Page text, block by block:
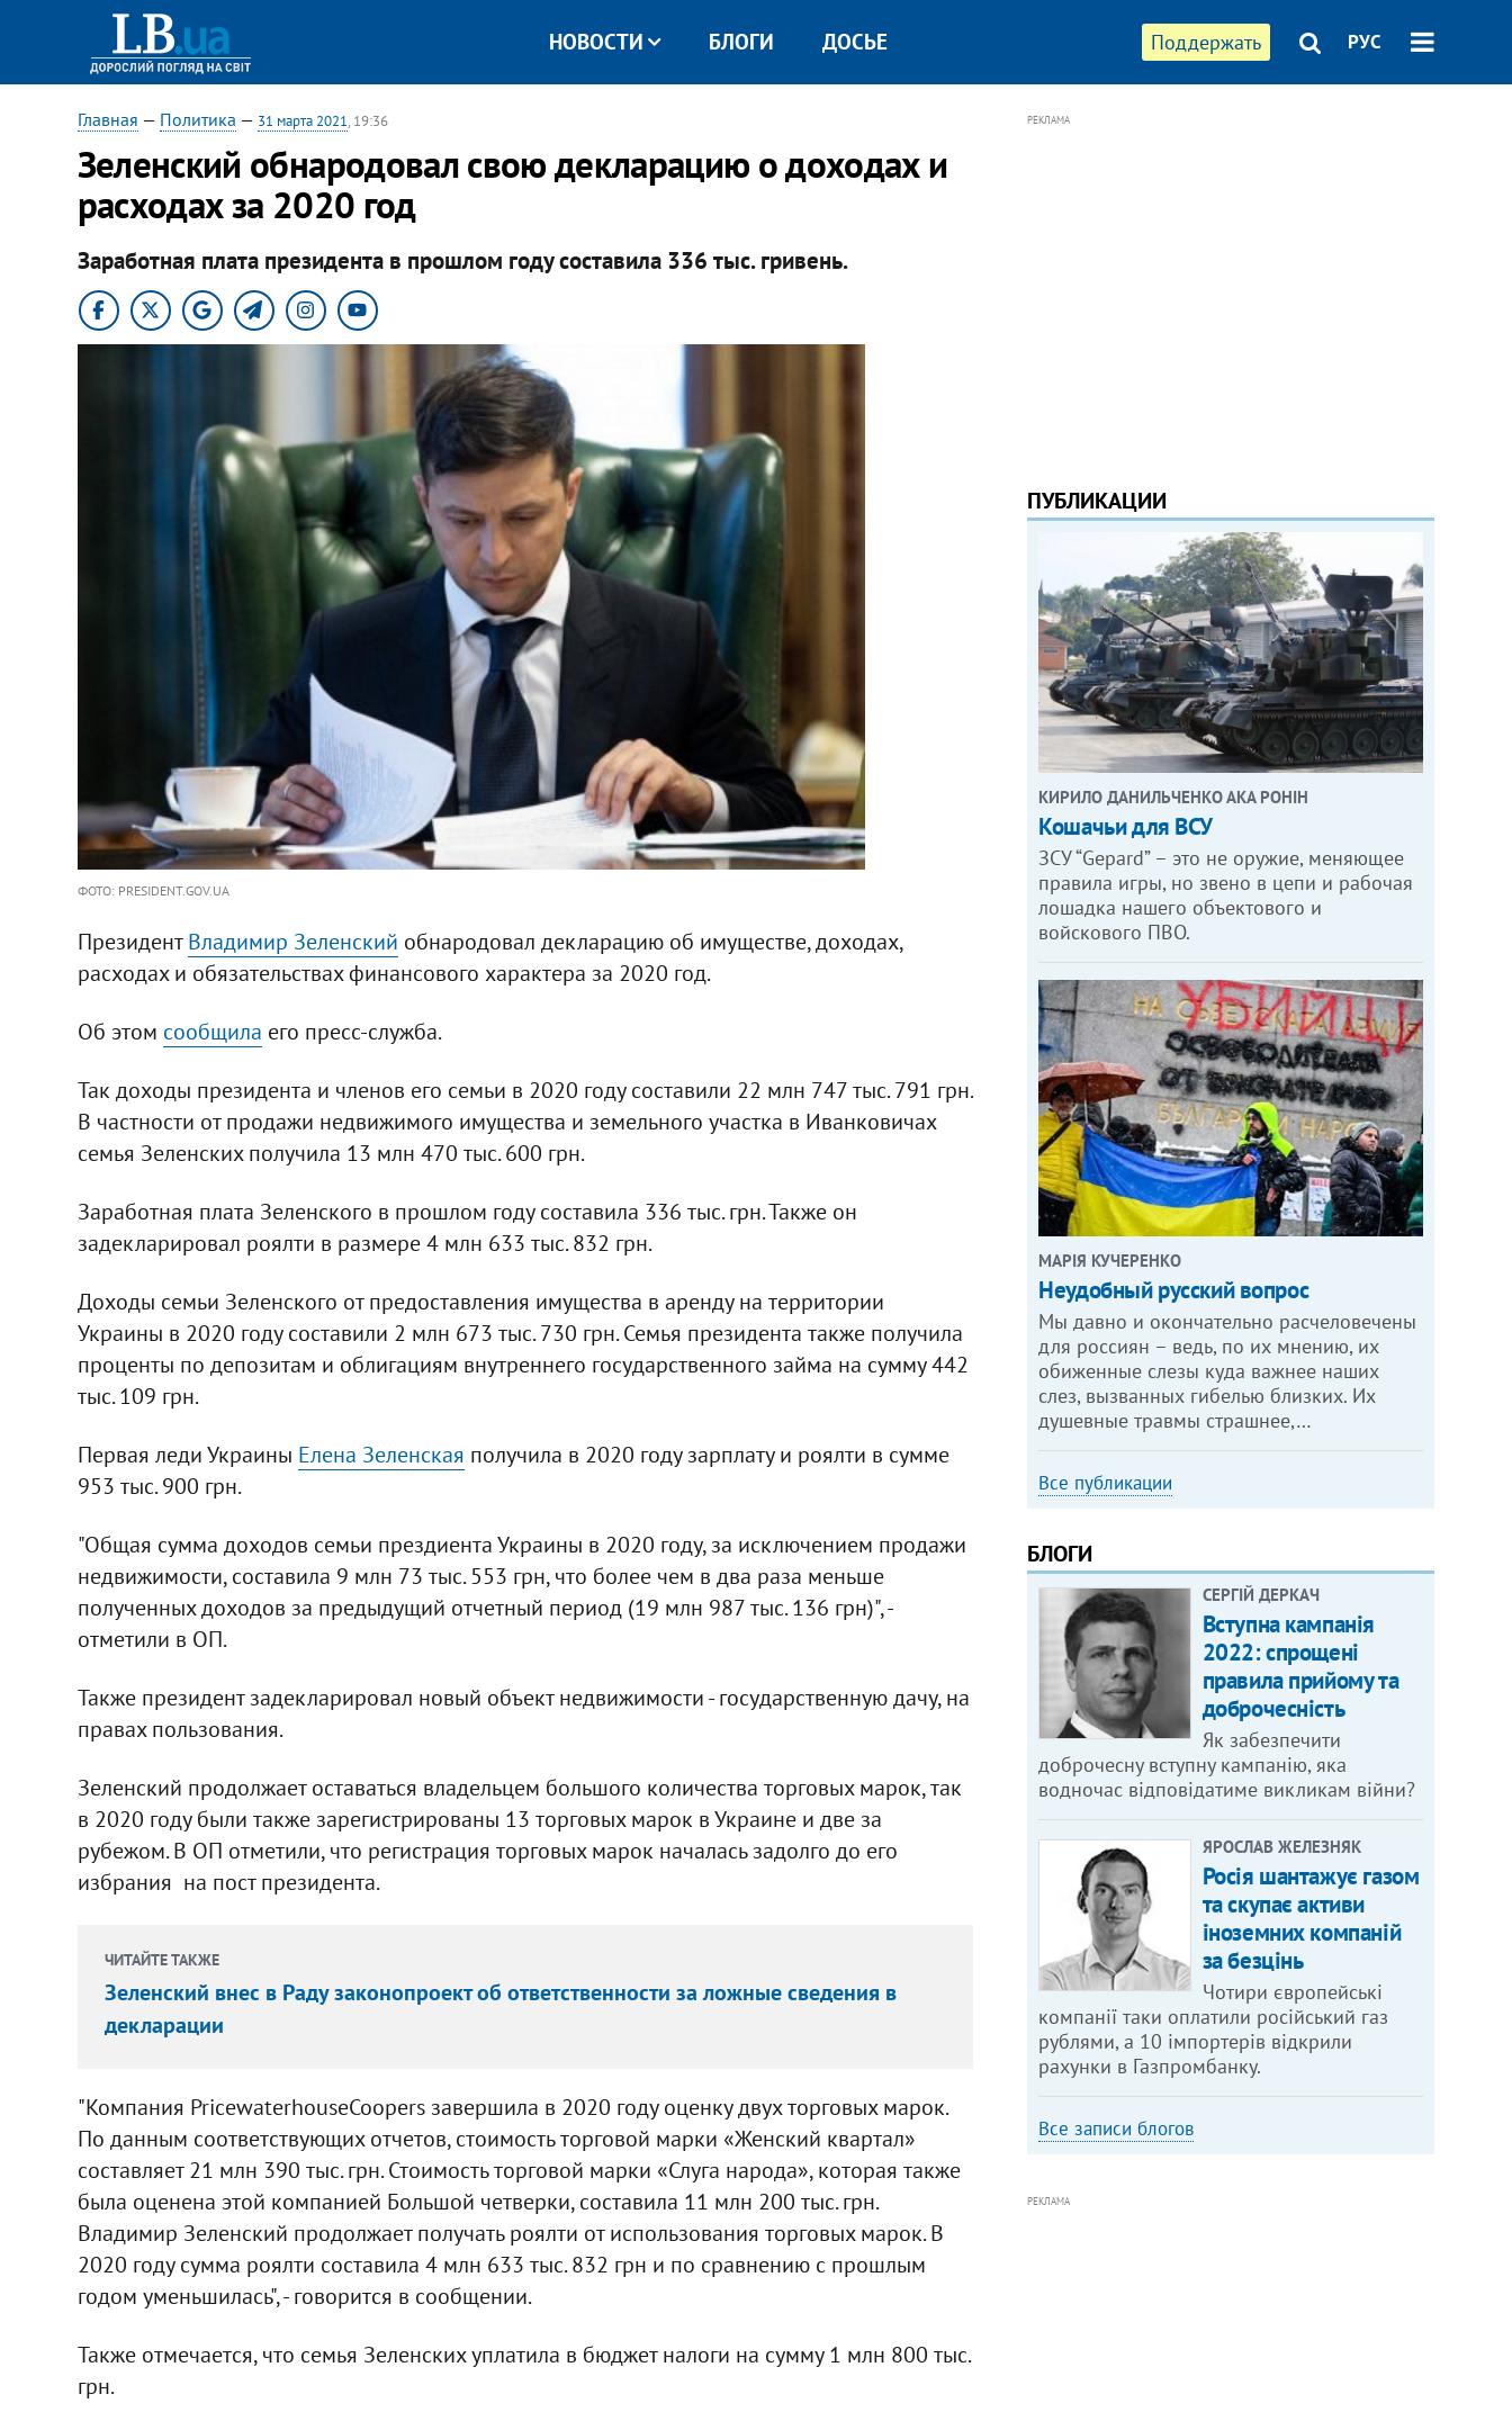
Поддержать РУС
НОВОСТИ БЛОГИ ДОСЬЕ
Главная — Политика — 31 марта 2021, 19:36
Зеленский обнародовал свою декларацию о доходах и
расходах за 2020 год
Заработная плата президента в прошлом году составила 336 тыс. гривень.
ФОТО: PRESIDENT.GOV.UA
ПрезидентВладимир Зеленский обнародовал декларацию об имуществе, доходах,
расходах и обязательствах финансового характера за 2020 год.
Об этом сообщила его пресс-служба.
Так доходы президента и членов его семьи в 2020 году составили 22 млн 747 тыс. 791 грн.
В частности от продажи недвижимого имущества и земельного участка в Иванковичах
семья Зеленских получила 13 млн 470 тыс. 600 грн.
Заработная плата Зеленского в прошлом году составила 336 тыс. грн. Также он
задекларировал роялти в размере 4 млн 633 тыс. 832 грн.
Доходы семьи Зеленского от предоставления имущества в аренду на территории
Украины в 2020 году составили 2 млн 673 тыс. 730 грн. Семья президента также получила
проценты по депозитам и облигациям внутреннего государственного займа на сумму 442
тыс. 109 грн.
Первая леди Украины Елена Зеленская получила в 2020 году зарплату и роялти в сумме
953 тыс. 900 грн.
"Общая сумма доходов семьи прездиента Украины в 2020 году, за исключением продажи
недвижимости, составила 9 млн 73 тыс. 553 грн, что более чем в два раза меньше
полученных доходов за предыдущий отчетный период (19 млн 987 тыс. 136 грн)", -
отметили в ОП.
Также президент задекларировал новый объект недвижимости - государственную дачу, на
правах пользования.
Зеленский продолжает оставаться владельцем большого количества торговых марок, так
в 2020 году были также зарегистрированы 13 торговых марок в Украине и две за
рубежом. В ОП отметили, что регистрация торговых марок началась задолго до его
избрания на пост президента.
ЧИТАЙТЕ ТАКЖЕ
Зеленский внес в Раду законопроект об ответственности за ложные сведения в
декларации
"Компания PricewaterhouseCoopers завершила в 2020 году оценку двух торговых марок.
По данным соответствующих отчетов, стоимость торговой марки «Женский квартал»
составляет 21 млн 390 тыс. грн. Стоимость торговой марки «Слуга народа», которая также
была оценена этой компанией Большой четверки, составила 11 млн 200 тыс. грн.
Владимир Зеленский продолжает получать роялти от использования торговых марок. В
2020 году сумма роялти составила 4 млн 633 тыс. 832 грн и по сравнению с прошлым
годом уменьшилась", - говорится в сообщении.
Также отмечается, что семья Зеленских уплатила в бюджет налоги на сумму 1 млн 800 тыс.
грн.
РЕКЛАМА
ПУБЛИКАЦИИ
КИРИЛО ДАНИЛЬЧЕНКО АКА РОНІН
Кошачьи для ВСУ
ЗСУ “Gepard” – это не оружие, меняющее
правила игры, но звено в цепи и рабочая
лошадка нашего объектового и
войскового ПВО.
МАРІЯ КУЧЕРЕНКО
​Неудобный русский вопрос
Мы давно и окончательно расчеловечены
для россиян – ведь, по их мнению, их
обиженные слезы куда важнее наших
слез, вызванных гибелью близких. Их
душевные травмы страшнее,…
Все публикации
БЛОГИ
СЕРГІЙ ДЕРКАЧ
Вступна кампанія
2022: спрощені
правила прийому та
доброчесність
Як забезпечити
доброчесну вступну кампанію, яка
водночас відповідатиме викликам війни?
ЯРОСЛАВ ЖЕЛЕЗНЯК
Росія шантажує газом
та скупає активи
іноземних компаній
за безцінь
Чотири європейські
компанії таки оплатили російський газ
рублями, а 10 імпортерів відкрили
рахунки в Газпромбанку.
Все записи блогов
РЕКЛАМА